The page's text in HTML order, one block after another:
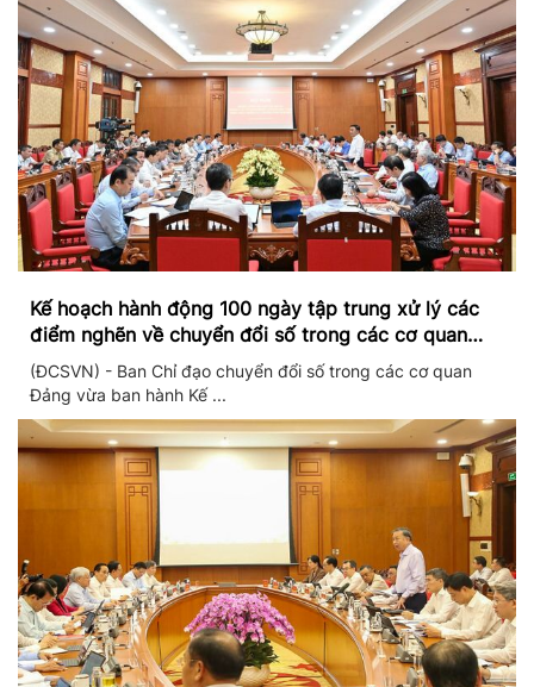
Kế hoạch hành động 100 ngày tập trung xử lý các
điểm nghẽn về chuyển đổi số trong các cơ quan
Đảng
(ĐCSVN) - Ban Chỉ đạo chuyển đổi số trong các cơ quan
Đảng vừa ban hành Kế ...